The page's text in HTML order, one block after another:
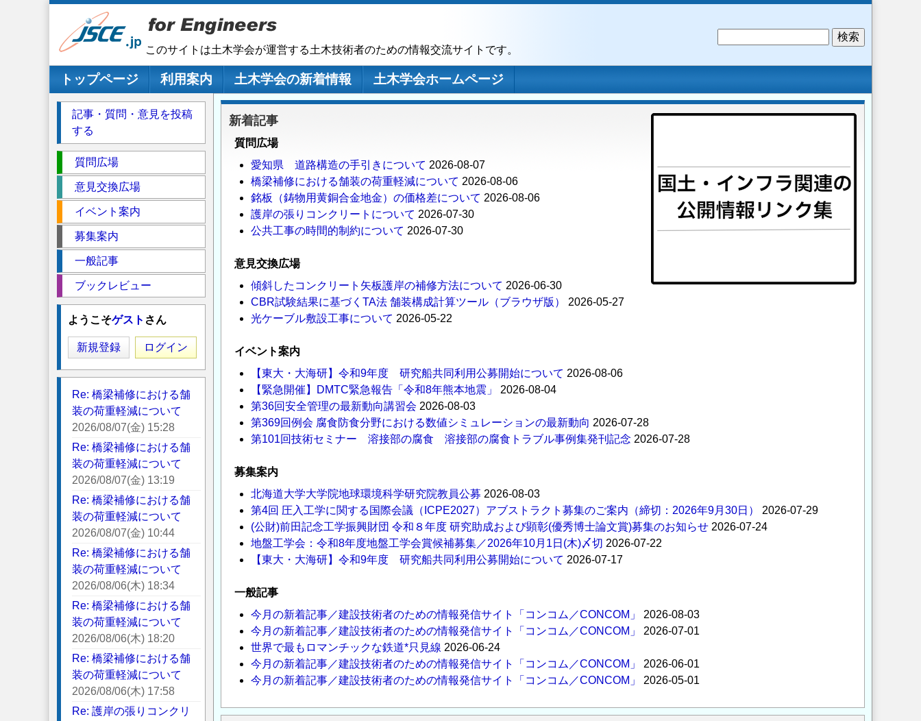
このサイトは土木学会が運営する土木技術者のための情報交流サイトです。
メインナビゲーション
トップページ 利用案内 土木学会の新着情報 土木学会ホームページ
新着記事
質問広場
愛知県 道路構造の手引きについて 2026-08-07
橋梁補修における舗装の荷重軽減について 2026-08-06
銘板（鋳物用黄銅合金地金）の価格差について 2026-08-06
護岸の張りコンクリートについて 2026-07-30
公共工事の時間的制約について 2026-07-30
意見交換広場
傾斜したコンクリート矢板護岸の補修方法について 2026-06-30
CBR試験結果に基づくTA法 舗装構成計算ツール（ブラウザ版）
2026-05-27
光ケーブル敷設工事について 2026-05-22
イベント案内
【東大・大海研】令和9年度 研究船共同利用公募開始について 2026-08-06
【緊急開催】DMTC緊急報告「令和8年熊本地震」
2026-08-04
第36回安全管理の最新動向講習会 2026-08-03
第369回例会 腐食防食分野における数値シミュレーションの最新動向 2026-07-28
第101回技術セミナー 溶接部の腐食 溶接部の腐食トラブル事例集発刊記念 2026-07-28
募集案内
北海道大学大学院地球環境科学研究院教員公募 2026-08-03
第4回 圧入工学に関する国際会議（ICPE2027）アブストラクト募集のご案内（締切：2026年9月30日）
2026-07-29
(公財)前田記念工学振興財団 令和８年度 研究助成および顕彰(優秀博士論文賞)募集のお知らせ 2026-07-24
地盤工学会：令和8年度地盤工学会賞候補募集／2026年10月1日(木)〆切 2026-07-22
【東大・大海研】令和9年度 研究船共同利用公募開始について 2026-07-17
一般記事
今月の新着記事／建設技術者のための情報発信サイト「コンコム／CONCOM」
2026-08-03
今月の新着記事／建設技術者のための情報発信サイト「コンコム／CONCOM」
2026-07-01
世界で最もロマンチックな鉄道*只見線 2026-06-24
今月の新着記事／建設技術者のための情報発信サイト「コンコム／CONCOM」
2026-06-01
今月の新着記事／建設技術者のための情報発信サイト「コンコム／CONCOM」
2026-05-01
記事・質問・意見を投稿
する
ク
シ
質問広場
意見交換広場
イベント案内
募集案内
一般記事
ブックレビュー
ようこそゲスト さん
新規登録 ログイン
Re: 橋梁補修における舗
装の荷重軽減について
2026/08/07(金) 15:28
Re: 橋梁補修における舗
装の荷重軽減について
2026/08/07(金) 13:19
Re: 橋梁補修における舗
装の荷重軽減について
2026/08/07(金) 10:44
Re: 橋梁補修における舗
装の荷重軽減について
2026/08/06(木) 18:34
Re: 橋梁補修における舗
装の荷重軽減について
2026/08/06(木) 18:20
Re: 橋梁補修における舗
装の荷重軽減について
2026/08/06(木) 17:58
Re: 護岸の張りコンクリ